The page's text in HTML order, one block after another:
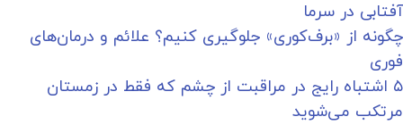
آفتابی در سرما
چگونه از «برف‌کوری» جلوگیری کنیم؟ علائم و درمان‌های
فوری
۵ اشتباه رایج در مراقبت از چشم که فقط در زمستان
مرتکب می‌شوید